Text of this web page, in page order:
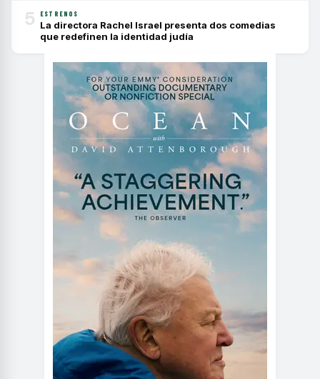
5 ESTRENOS
La directora Rachel Israel presenta dos comedias
que redefinen la identidad judía